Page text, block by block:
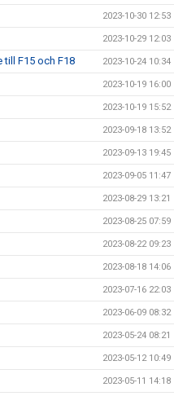
2023-10-30 12:53
2023-10-29 12:03
till F15 och F18 2023-10-24 10:34
2023-10-19 16:00
2023-10-19 15:52
2023-09-18 13:52
2023-09-13 19:45
2023-09-05 11:47
2023-08-29 13:21
2023-08-25 07:59
2023-08-22 09:23
2023-08-18 14:06
2023-07-16 22:03
2023-06-09 08:32
2023-05-24 08:21
2023-05-12 10:49
2023-05-11 14:18